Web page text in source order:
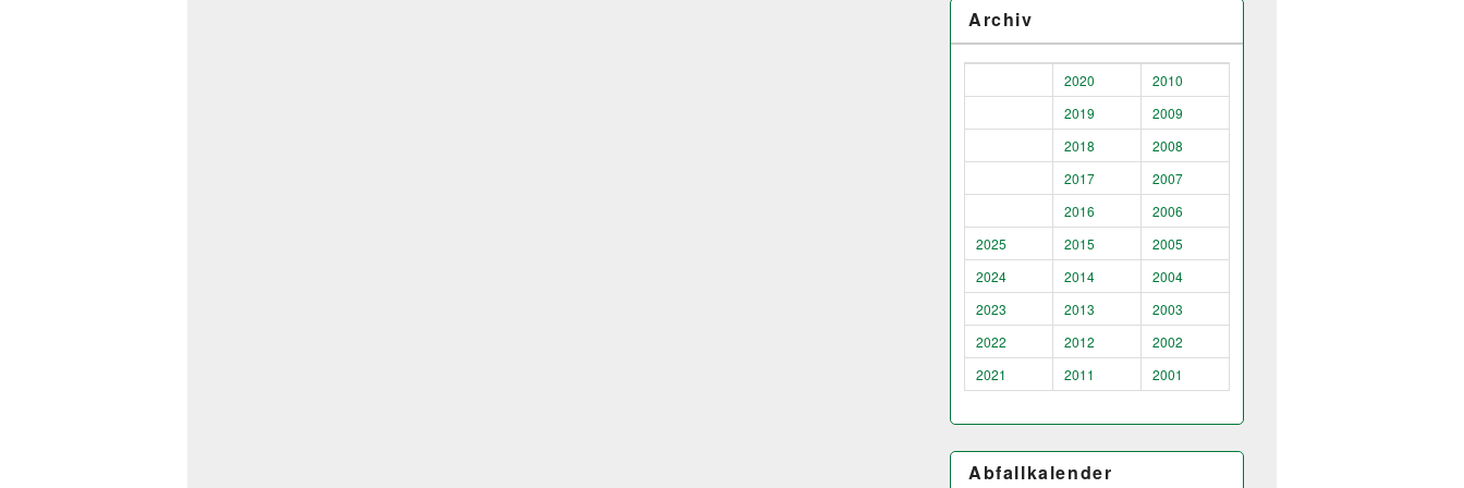
Archiv
2020
2010
2019
2009
2018
2008
2017
2007
2016
2006
2025
2015
2005
2024
2014
2004
2023
2013
2003
2022
2012
2002
2021
2011 2001
Abfallkalender